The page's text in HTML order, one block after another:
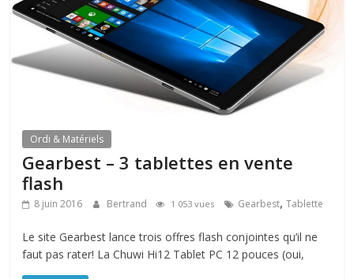
Ordi & Matériels
Gearbest – 3 tablettes en vente
flash
8 juin 2016 Bertrand 1 053 vues Gearbest,Tablette
Le site Gearbest lance trois offres flash conjointes qu’il ne
faut pas rater! La Chuwi Hi12 Tablet PC 12 pouces (oui,